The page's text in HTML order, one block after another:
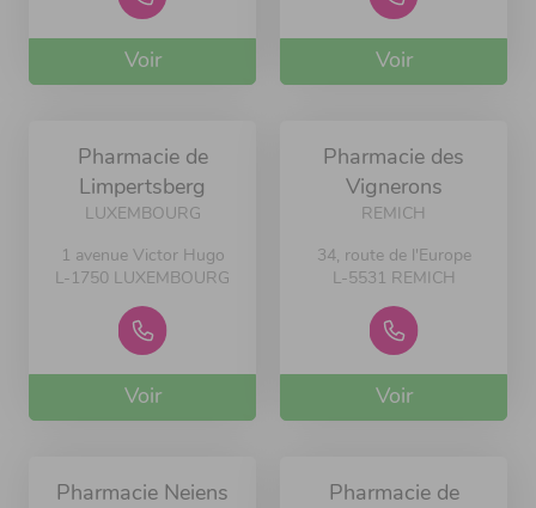
Voir Voir
Pharmacie de
Limpertsberg
LUXEMBOURG
1 avenue Victor Hugo
L-1750 LUXEMBOURG
Voir
Pharmacie des
Vignerons
REMICH
34, route de l'Europe
L-5531 REMICH
Voir
Pharmacie Neiens Pharmacie de